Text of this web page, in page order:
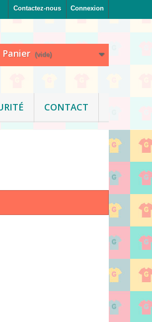
Connexion
Contactez-nous
Panier (vide)
CONTACT